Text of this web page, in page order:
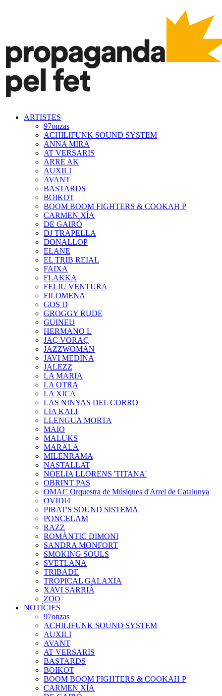
ARTISTES
97onzas
ACHILIFUNK SOUND SYSTEM
ANNA MIRA
AT VERSARIS
ARRE AK
AUXILI
AVANT
BASTARDS
BOIKOT
BOOM BOOM FIGHTERS & COOKAH P
CARMEN XÍA
DE GAIRÓ
DJ TRAPELLA
DONALLOP
ELANE
EL TRIB REIAL
FAIXA
FLAKKA
FELIU VENTURA
FILOMENA
GOS D
GROGGY RUDE
GUINEU
HERMANO L
JAÇ VORAÇ
JAZZWOMAN
JAVI MEDINA
JALEZZ
LA MARIA
LA OTRA
LA XICA
LAS NINYAS DEL CORRO
LIA KALI
LLENGUA MORTA
MAIO
MALUKS
MARALA
MILENRAMA
NASTALLAT
NOELIA LLORENS 'TITANA'
OBRINT PAS
OMAC Orquestra de Músiques d'Arrel de Catalunya
OVIDI4
PIRAT'S SOUND SISTEMA
PONCELAM
RAZZ
ROMÀNTIC DIMONI
SANDRA MONFORT
SMOKING SOULS
SVETLANA
TRIBADE
TROPICAL GALAXIA
XAVI SARRIÀ
ZOO
NOTÍCIES
97onzas
ACHILIFUNK SOUND SYSTEM
AUXILI
AVANT
AT VERSARIS
BASTARDS
BOIKOT
BOOM BOOM FIGHTERS & COOKAH P
CARMEN XÍA